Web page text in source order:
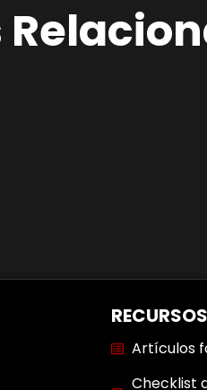
RECURSOS
Artículos
Checklist